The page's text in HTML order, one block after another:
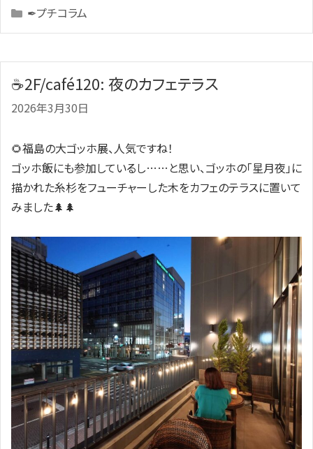
Categories
✒プチコラム
☕2F/café120: 夜のカフェテラス
2026年3月30日
🌻福島の大ゴッホ展、人気ですね！
ゴッホ飯にも参加しているし……と思い、ゴッホの「星月夜」に
描かれた糸杉をフューチャーした木をカフェのテラスに置いて
みました🌲🌲